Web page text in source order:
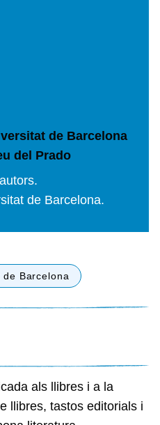
de Barcelona
del Prado
de Barcelona.
Barcelona
als llibres i a la
llibres, tastos editorials i